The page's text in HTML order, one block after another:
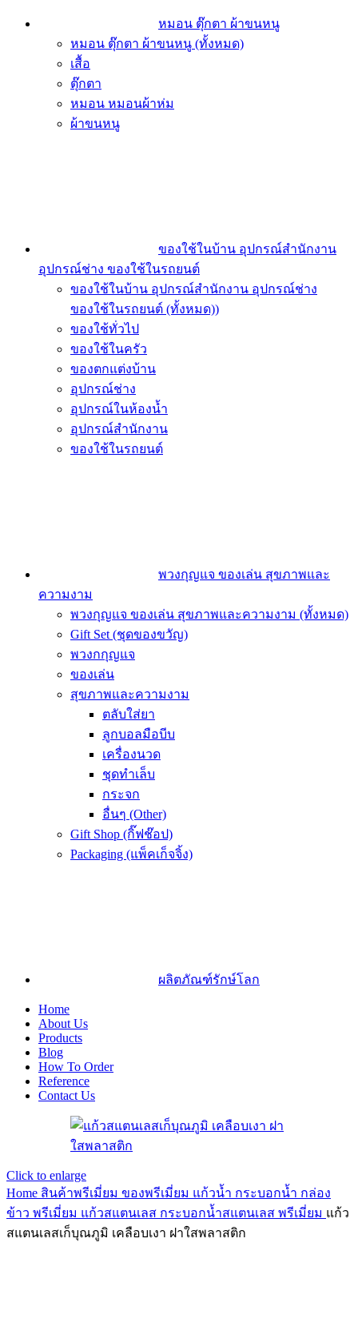
หมอน ตุ๊กตา ผ้าขนหนู
หมอน ตุ๊กตา ผ้าขนหนู (ทั้งหมด)
เสื้อ
ตุ๊กตา
หมอน หมอนผ้าห่ม
ผ้าขนหนู
ของใช้ในบ้าน อุปกรณ์สำนักงาน
อุปกรณ์ช่าง ของใช้ในรถยนต์
ของใช้ในบ้าน อุปกรณ์สำนักงาน อุปกรณ์ช่าง
ของใช้ในรถยนต์ (ทั้งหมด))
ของใช้ทั่วไป
ของใช้ในครัว
ของตกแต่งบ้าน
อุปกรณ์ช่าง
อุปกรณ์ในห้องน้ำ
อุปกรณ์สำนักงาน
ของใช้ในรถยนต์
พวงกุญแจ ของเล่น สุขภาพและ
ความงาม
พวงกุญแจ ของเล่น สุขภาพและความงาม (ทั้งหมด)
Gift Set (ชุดของขวัญ)
พวงกกุญแจ
ของเล่น
สุขภาพและความงาม
ตลับใส่ยา
ลูกบอลมือบีบ
เครื่องนวด
ชุดทำเล็บ
กระจก
อื่นๆ (Other)
Gift Shop (กิ๊ฟช๊อป)
Packaging (แพ็คเก็จจิ้ง)
ผลิตภัณฑ์รักษ์โลก
Home
About Us
Products
Blog
How To Order
Reference
Contact Us
Click to enlarge
Home สินค้าพรีเมี่ยม ของพรีเมี่ยม แก้วน้ำ กระบอกน้ำ กล่อง
ข้าว พรีเมี่ยม แก้วสแตนเลส กระบอกน้ำสแตนเลส พรีเมี่ยม แก้ว
สแตนเลสเก็บุณภูมิ เคลือบเงา ฝาใสพลาสติก